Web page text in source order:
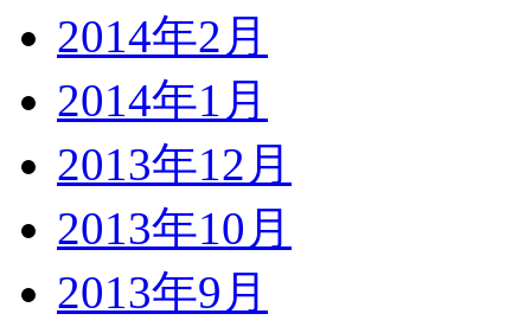
2014年2月
2014年1月
2013年12月
2013年10月
2013年9月